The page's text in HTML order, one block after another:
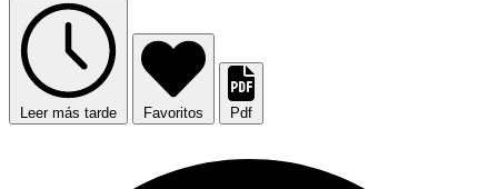
Leer más tarde Favoritos Pdf